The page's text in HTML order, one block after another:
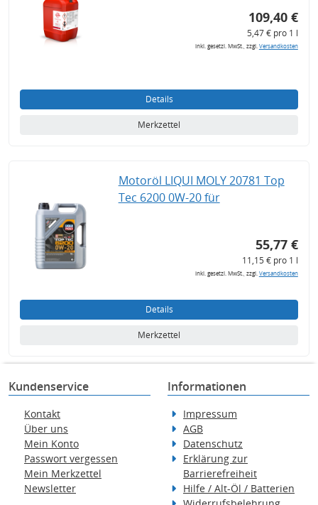
109,40 €
5,47 € pro 1 l
inkl. gesetzl. MwSt., zzgl.Versandkosten
Details
Merkzettel
Motoröl LIQUI MOLY 20781 Top
Tec 6200 0W-20 für
55,77 €
11,15 € pro 1 l
inkl. gesetzl. MwSt., zzgl.Versandkosten
Details
Merkzettel
Kundenservice
Kontakt
Über uns
Mein Konto
Passwort vergessen
Mein Merkzettel
Newsletter
Informationen
Impressum
AGB
Datenschutz
Erklärung zur
Barrierefreiheit
Hilfe / Alt-Öl / Batterien